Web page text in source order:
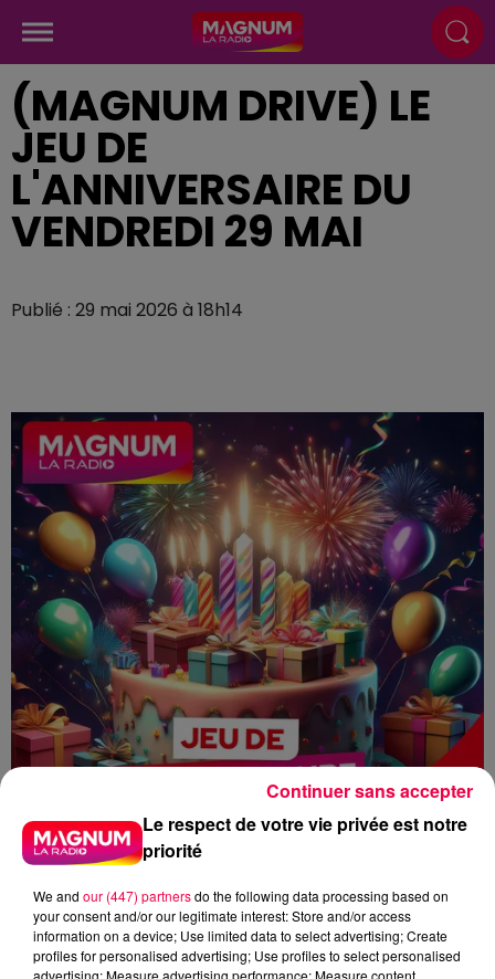
(MAGNUM DRIVE) LE
JEU DE
L'ANNIVERSAIRE DU
VENDREDI 29 MAI
Publié : 29 mai 2026 à 18h14
Le respect de votre vie privée est notre
priorité
We and our (447) partnersdo the following data processing based on
your consent and/or our legitimate interest: Store and/or access
information on a device; Use limited data to select advertising; Create
profiles for personalised advertising; Use profiles to select personalised
advertising; Measure advertising performance; Measure content
Continuer sans accepter